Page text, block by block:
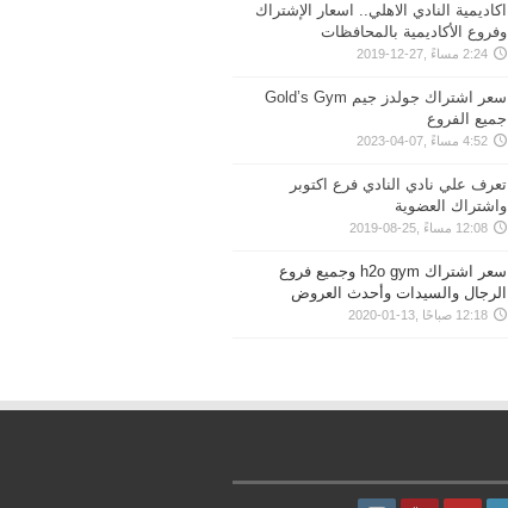
اكاديمية النادي الاهلي.. اسعار الإشتراك
وفروع الأكاديمية بالمحافظات
2:24 مساءً ,27-12-2019
سعر اشتراك جولدز جيم Gold’s Gym
جميع الفروع
4:52 مساءً ,07-04-2023
تعرف علي نادي النادي فرع اكتوبر
واشتراك العضوية
12:08 مساءً ,25-08-2019
سعر اشتراك h2o gym وجميع فروع
الرجال والسيدات وأحدث العروض
12:18 صباحًا ,13-01-2020